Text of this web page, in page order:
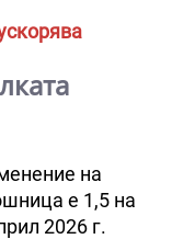
на
е 1,5 на
2026 г.